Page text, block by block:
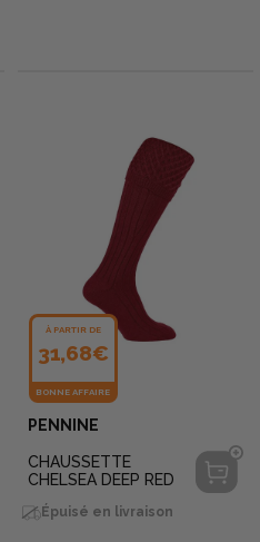
À PARTIR DE
31,68€
BONNE AFFAIRE
PENNINE
CHAUSSETTE
CHELSEA DEEP RED
Épuisé en livraison